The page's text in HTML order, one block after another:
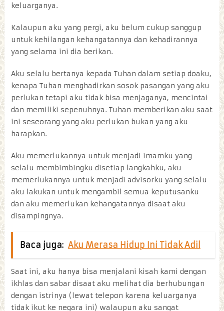
keluarganya.
Kalaupun aku yang pergi, aku belum cukup sanggup
untuk kehilangan kehangatannya dan kehadirannya
yang selama ini dia berikan.
Aku selalu bertanya kepada Tuhan dalam setiap doaku,
kenapa Tuhan menghadirkan sosok pasangan yang aku
perlukan tetapi aku tidak bisa menjaganya, mencintai
dan memiliki sepenuhnya. Tuhan memberikan aku saat
ini seseorang yang aku perlukan bukan yang aku
harapkan.
Aku memerlukannya untuk menjadi imamku yang
selalu membimbingku disetiap langkahku, aku
memerlukannya untuk menjadi advisorku yang selalu
aku lakukan untuk mengambil semua keputusanku
dan aku memerlukan kehangatannya disaat aku
disampingnya.
Baca juga: Aku Merasa Hidup Ini Tidak Adil
Saat ini, aku hanya bisa menjalani kisah kami dengan
ikhlas dan sabar disaat aku melihat dia berhubungan
dengan istrinya (lewat telepon karena keluarganya
tidak ikut ke negara ini) walaupun aku sangat